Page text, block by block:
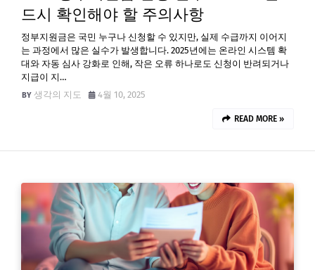
드시 확인해야 할 주의사항
정부지원금은 국민 누구나 신청할 수 있지만, 실제 수급까지 이어지
는 과정에서 많은 실수가 발생합니다. 2025년에는 온라인 시스템 확
대와 자동 심사 강화로 인해, 작은 오류 하나로도 신청이 반려되거나
지급이 지…
생각의 지도
4월 10, 2025
READ MORE »